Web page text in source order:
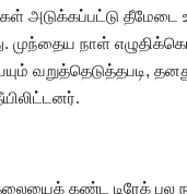
அடுக்கப்பட்டு தீமேடை
முந்தைய நாள்
வறுத்தெடுத்தபடி,
கண்ட டிரேக்